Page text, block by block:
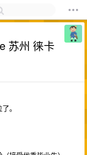
苏州 徕卡
。